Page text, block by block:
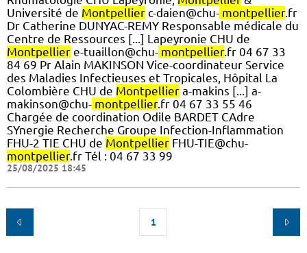
Université de Montpellier c-daien@chu- montpellier.fr
Dr Catherine DUNYAC-REMY Responsable médicale du
Centre de Ressources [...] Lapeyronie CHU de
Montpellier e-tuaillon@chu- montpellier.fr 04 67 33
84 69 Pr Alain MAKINSON Vice-coordinateur Service
des Maladies Infectieuses et Tropicales, Hôpital La
Colombière CHU de Montpellier a-makins [...] a-
makinson@chu- montpellier.fr 04 67 33 55 46
Chargée de coordination Odile BARDET CAdre
SYnergie Recherche Groupe Infection-Inflammation
FHU-2 TIE CHU de Montpellier FHU-TIE@chu-
montpellier.fr Tél : 04 67 33 99
25/08/2025 18:45
1